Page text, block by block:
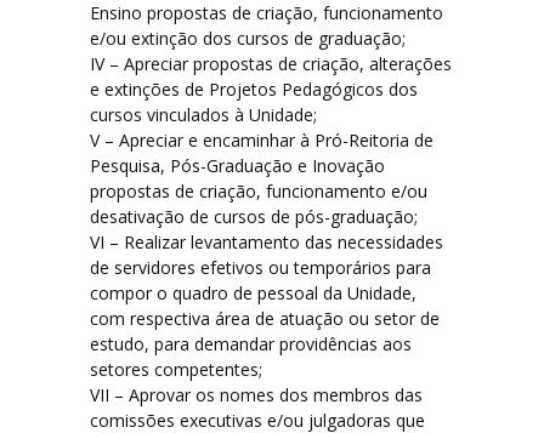
Ensino propostas de criação, funcionamento
e/ou extinção dos cursos de graduação;
IV – Apreciar propostas de criação, alterações
e extinções de Projetos Pedagógicos dos
cursos vinculados à Unidade;
V – Apreciar e encaminhar à Pró-Reitoria de
Pesquisa, Pós-Graduação e Inovação
propostas de criação, funcionamento e/ou
desativação de cursos de pós-graduação;
VI – Realizar levantamento das necessidades
de servidores efetivos ou temporários para
compor o quadro de pessoal da Unidade,
com respectiva área de atuação ou setor de
estudo, para demandar providências aos
setores competentes;
VII – Aprovar os nomes dos membros das
comissões executivas e/ou julgadoras que